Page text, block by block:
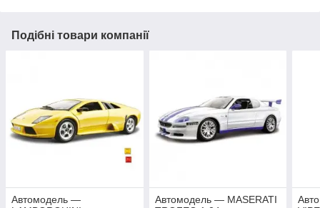
Подібні товари компанії
Автомодель —
Автомодель — MASERATI